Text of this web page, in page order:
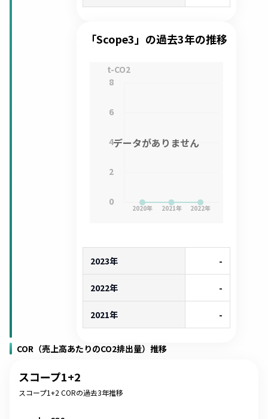
「Scope3」の過去3年の推移
2020年 2021年 2022年
0
2
4
6
8
t-CO2
データがありません
2023年 -
2022年 -
2021年 -
COR（売上高あたりのCO2排出量）推移
スコープ1+2
スコープ1+2 CORの過去3年推移